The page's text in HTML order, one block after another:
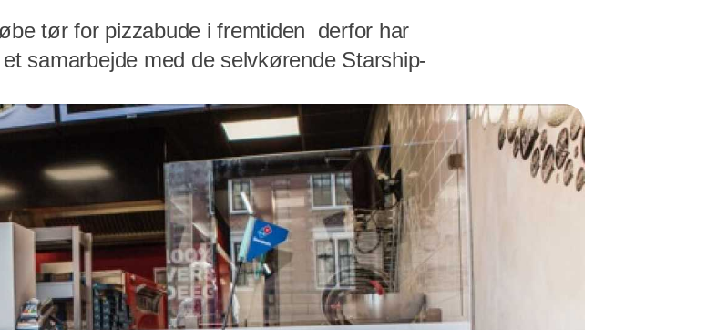
tør for pizzabude i fremtiden  derfor har
samarbejde med de selvkørende Starship-